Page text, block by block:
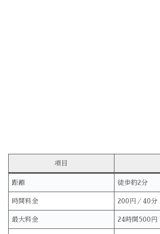
項目
距離 徒歩約2分
時間料金 200円／40分
最大料金 24時間500円